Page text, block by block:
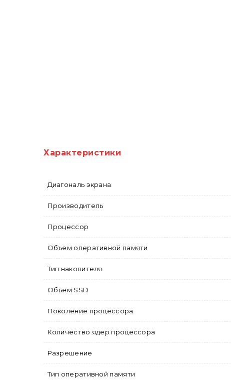
Характеристики
Диагональ экрана
Производитель
Процессор
Объем оперативной памяти
Тип накопителя
Объем SSD
Поколение процессора
Количество ядер процессора
Разрешение
Тип оперативной памяти